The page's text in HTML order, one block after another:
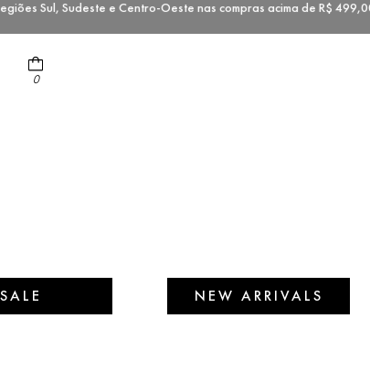
Sudeste e Centro-Oeste nas compras acima
0
SALE NEW ARRIVALS